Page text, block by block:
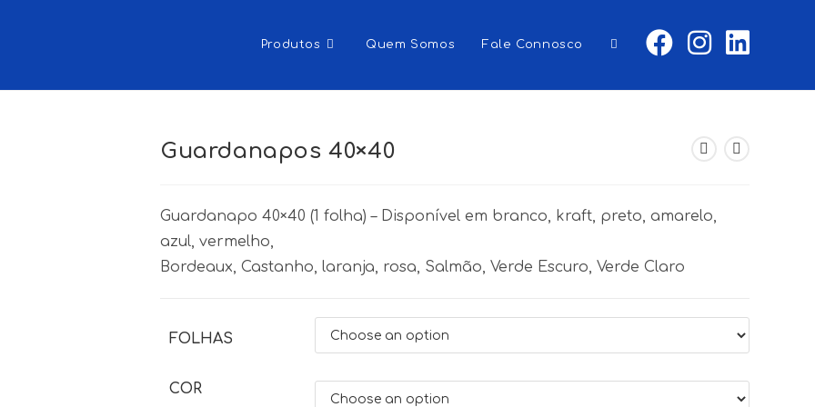
Produtos Quem Somos Fale Connosco Toggle
search
Guardanapos 40×40
Guardanapo 40×40 (1 folha) – Disponível em branco, kraft, preto, amarelo,
azul, vermelho,
Bordeaux, Castanho, laranja, rosa, Salmão, Verde Escuro, Verde Claro
FOLHAS
COR